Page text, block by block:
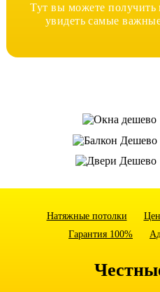
Тут вы можете
увидеть самые
Натяжные потолки
Гарантия 100%